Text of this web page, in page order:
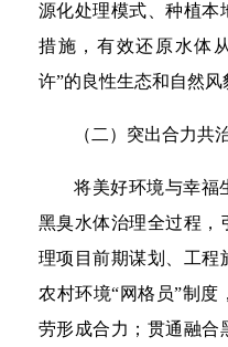
源化处理模式、种植本
措施，有效还原水体
许”的良性生态和自然风
（二）突出合力共
将美好环境与幸福
黑臭水体治理全过程，
理项目前期谋划、工程
农村环境“网格员”制度
劳形成合力；贯通融合